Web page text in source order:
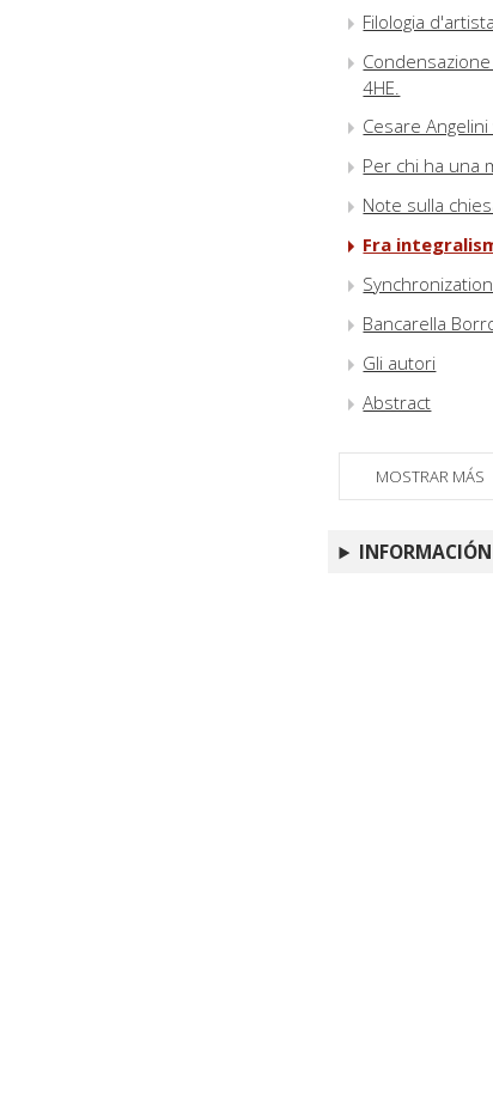
Filologia
4HE.
Cesare
Per chi ha una
Note sulla
Fra
Bancarella
Gli autori
Abstract
MOSTRAR MÁS
INFORMACIÓN